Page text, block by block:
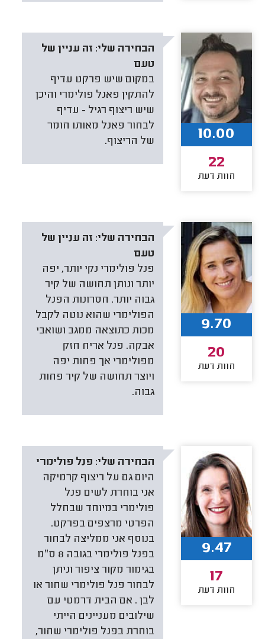
הבחירה שלי: זה עניין של
טעם
במקום שיש פרקט עדיף
להתקין פאנל פולימרי והיכן
שיש ריצוף רגיל - עדיף
לבחור פאנל מאותו חומר
של הריצוף.
10.00
22
חוות דעת
הבחירה שלי: זה עניין של
טעם
פנל פולימרי נקי יותר, יפה
יותר ונותן תחושה של קיר
גבוה יותר. חסרונות הפנל
הפולימרי שהוא נוטה לקבל
מכות כתוצאה ממגב ושואבי
אבקה. פנל אריח חזק
מפולימרי אך פחות יפה
ויוצר תחושה של קיר פחות
גבוה.
9.70
20
חוות דעת
הבחירה שלי: פנל פולימרי
היום גם על ריצוף קרמיקה
אני בוחרת לשים פנל
פולימרי במיוחד שבחלל
הפרטי מרצפים בפרקט.
בנוסף אני ממליצה לבחור
בפנל פולימרי בגובה 8 ס״מ
בגימור מקור ציפור וניתן
לבחור פנל פולימרי שחור או
לבן . אם הבית דרמטי עם
שילובים מעניינים הייתי
בוחרת בפנל פולימרי שחור,
9.47
17
חוות דעת